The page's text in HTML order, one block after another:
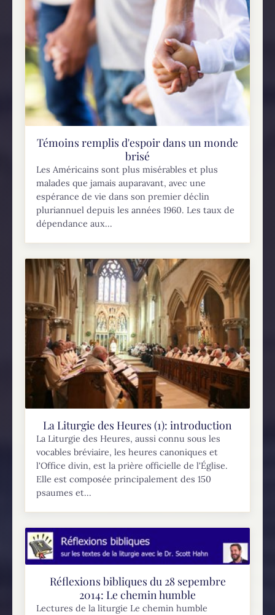
Témoins remplis d'espoir dans un monde
brisé
Les Américains sont plus misérables et plus
malades que jamais auparavant, avec une
espérance de vie dans son premier déclin
pluriannuel depuis les années 1960. Les taux de
dépendance aux...
La Liturgie des Heures (1): introduction
La Liturgie des Heures, aussi connu sous les
vocables bréviaire, les heures canoniques et
l'Office divin, est la prière officielle de l'Église.
Elle est composée principalement des 150
psaumes et...
Réflexions bibliques du 28 sepembre
2014: Le chemin humble
Lectures de la liturgie Le chemin humble